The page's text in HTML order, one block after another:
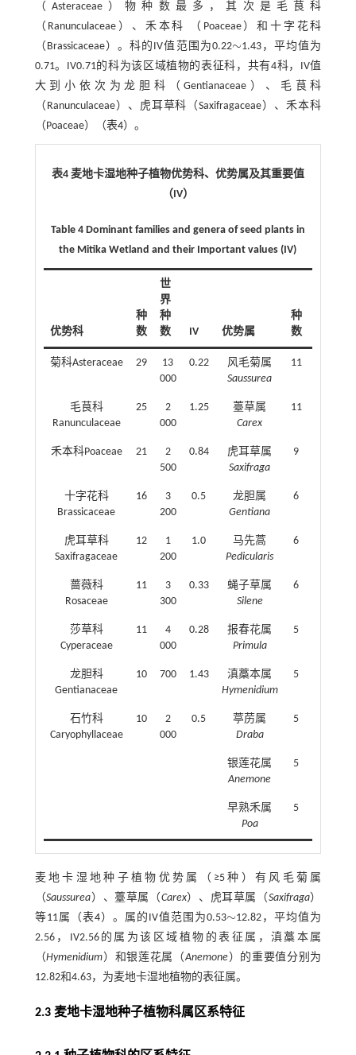
（Asteraceae）物种数最多，其次是毛茛科
（Ranunculaceae）、禾本科 （Poaceae）和十字花科
（Brassicaceae）。科的IV值范围为0.22∼
∼1.43，平均值为
0.71。IV0.71的科为该区域植物的表征科，共有4科，IV值
大到小依次为龙胆科（Gentianaceae）、毛茛科
（Ranunculaceae）、虎耳草科（Saxifragaceae）、禾本科
（Poaceae）（表4）。
表4 麦地卡湿地种子植物优势科、优势属及其重要值
（IV）
Table 4 Dominant families and genera of seed plants in
the Mitika Wetland and their Important values (IV)
优势科
种
数
世
界
种
数
IV 优势属
种
数
菊科Asteraceae 29
13
000
0.22
风毛菊属
Saussurea
11
毛茛科
Ranunculaceae
25
2
000
1.25
薹草属
Carex
11
禾本科Poaceae 21
2
500
0.84
虎耳草属
Saxifraga
9
十字花科
Brassicaceae
16
3
200
0.5
龙胆属
Gentiana
6
虎耳草科
Saxifragaceae
12
1
200
1.0
马先蒿
Pedicularis
6
蔷薇科
Rosaceae
11
3
300
0.33
蝇子草属
Silene
6
莎草科
Cyperaceae
11
4
000
0.28
报春花属
Primula
5
龙胆科
Gentianaceae
10 700 1.43
滇藁本属
Hymenidium
5
石竹科
Caryophyllaceae
10
2
000
0.5
葶苈属
Draba
5
银莲花属
Anemone
5
早熟禾属
Poa
5
麦地卡湿地种子植物优势属（≥5种）有风毛菊属
（Saussurea）、薹草属（Carex）、虎耳草属（Saxifraga）
等11属（表4）。属的IV值范围为0.53∼
∼12.82，平均值为
2.56，IV2.56的属为该区域植物的表征属，滇藁本属
（Hymenidium）和银莲花属（Anemone）的重要值分别为
12.82和4.63，为麦地卡湿地植物的表征属。
2.3 麦地卡湿地种子植物科属区系特征